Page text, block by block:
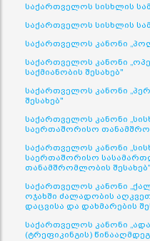
საქართველოს სისხლის
საქართველოს სისხლის
საქართველოს კანონი
საქართველოს კანონი
საქმიანობის შესახებ"
საქართველოს კანონი
შესახებ"
საქართველოს კანონი
საერთაშორისო
საქართველოს კანონი
საერთაშორისო
თანამშრომლობის შესახებ"
საქართველოს კანონი
ოჯახში ძალადობის
დაცვისა და დახმარების
საქართველოს კანონი
(ტრეფიკინგის)